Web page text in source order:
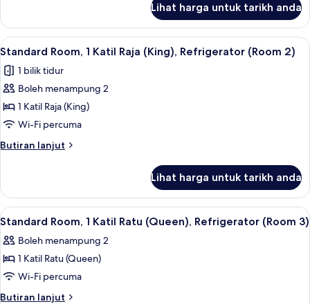
(King),
Refrigerator
(Room
1)
Room,
Katil
(King),
Refrigerator
1)
Lihat harga untuk tarikh anda
Lihat
semua
foto
untuk
Standard
Room,
1
Katil
(King),
Refrigerator
(Room
2)
Standard Room, 1 Katil Raja (King),
5
Standard Room, 1 Katil Raja (King), Refrigerator (Room 2)
1 bilik tidur
Boleh menampung 2
1 Katil Raja (King)
Wi-Fi percuma
Butiran lanjut
Butiran
Room,
Katil
(King),
Refrigerator
2)
Lihat harga untuk tarikh anda
Lihat
semua
foto
untuk
Standard
Room,
Standard Room, 1 Katil Ratu
5
Standard Room, 1 Katil Ratu (Queen), Refrigerator (Room 3)
Boleh menampung 2
1 Katil Ratu (Queen)
Wi-Fi percuma
Butiran lanjut
Butiran